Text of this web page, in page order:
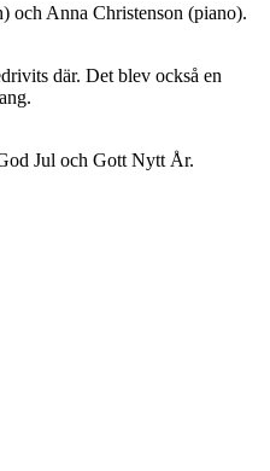
och Anna Christenson (piano).
där. Det blev också en
Jul och Gott Nytt År.